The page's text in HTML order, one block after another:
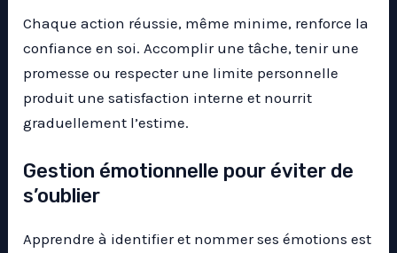
Chaque action réussie, même minime, renforce la
confiance en soi. Accomplir une tâche, tenir une
promesse ou respecter une limite personnelle
produit une satisfaction interne et nourrit
graduellement l’estime.
Gestion émotionnelle pour éviter de
s’oublier
Apprendre à identifier et nommer ses émotions est